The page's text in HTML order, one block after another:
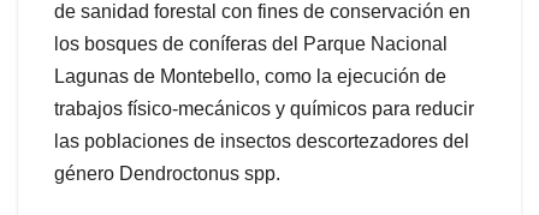
de sanidad forestal con fines de conservación en
los bosques de coníferas del Parque Nacional
Lagunas de Montebello, como la ejecución de
trabajos físico-mecánicos y químicos para reducir
las poblaciones de insectos descortezadores del
género Dendroctonus spp.